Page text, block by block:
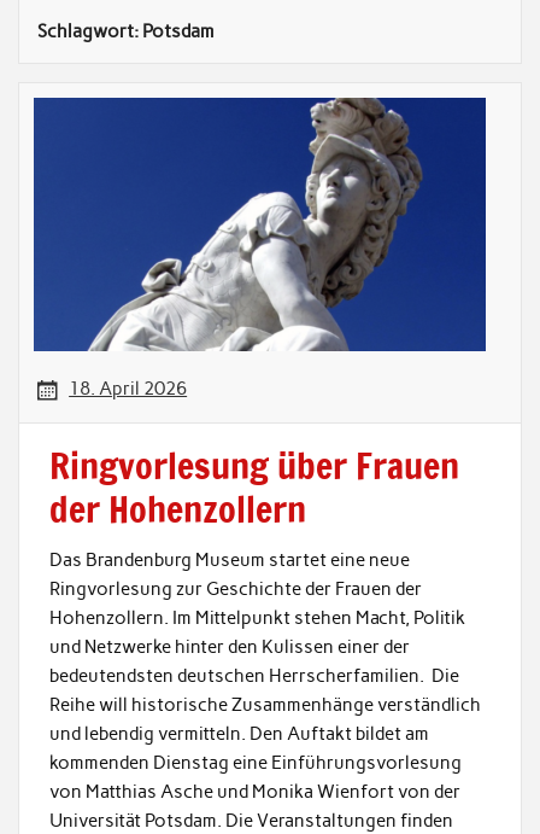
Schlagwort: Potsdam
18. April 2026
Ringvorlesung über Frauen
der Hohenzollern
Das Brandenburg Museum startet eine neue
Ringvorlesung zur Geschichte der Frauen der
Hohenzollern. Im Mittelpunkt stehen Macht, Politik
und Netzwerke hinter den Kulissen einer der
bedeutendsten deutschen Herrscherfamilien. Die
Reihe will historische Zusammenhänge verständlich
und lebendig vermitteln. Den Auftakt bildet am
kommenden Dienstag eine Einführungsvorlesung
von Matthias Asche und Monika Wienfort von der
Universität Potsdam. Die Veranstaltungen finden